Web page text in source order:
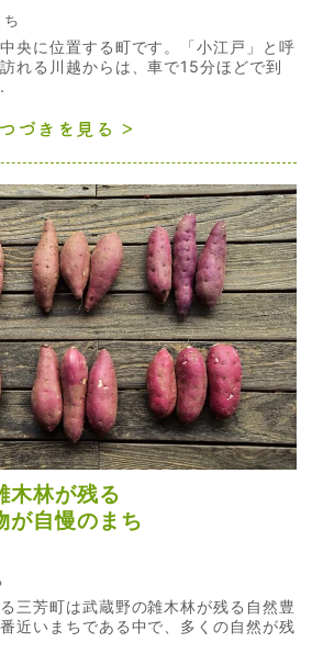
央に位置する町です。「小江戸」と呼
れる川越からは、車で15分ほどで到
つづきを見る
木林が残る
が自慢のまち
三芳町は武蔵野の雑木林が残る自然豊
近いまちである中で、多くの自然が残